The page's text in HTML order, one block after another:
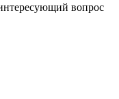
вопрос